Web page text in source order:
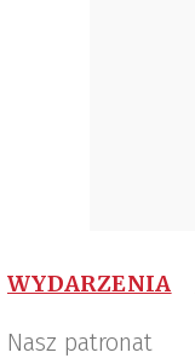
WYDARZENIA
Nasz patronat